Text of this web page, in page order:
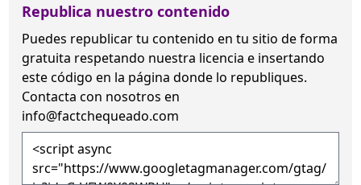
Republica nuestro contenido
Puedes republicar tu contenido en tu sitio de forma
gratuita respetando nuestra licencia e insertando
este código en la página donde lo republiques.
Contacta con nosotros en
info@factchequeado.com